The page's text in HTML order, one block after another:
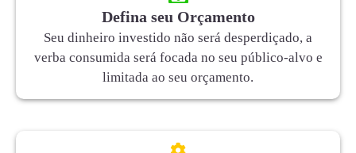
Defina seu Orçamento
Seu dinheiro investido não será desperdiçado, a
verba consumida será focada no seu público-alvo e
limitada ao seu orçamento.